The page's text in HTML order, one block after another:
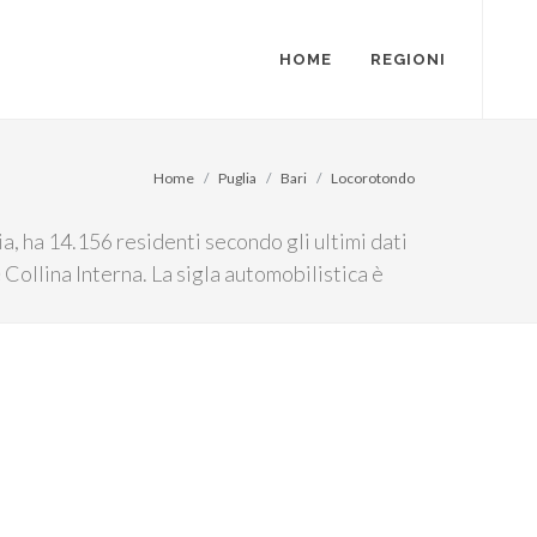
HOME REGIONI
ha 14.156 residenti secondo gli ultimi dati
Interna. La sigla automobilistica è
Home Puglia Bari Locorotondo